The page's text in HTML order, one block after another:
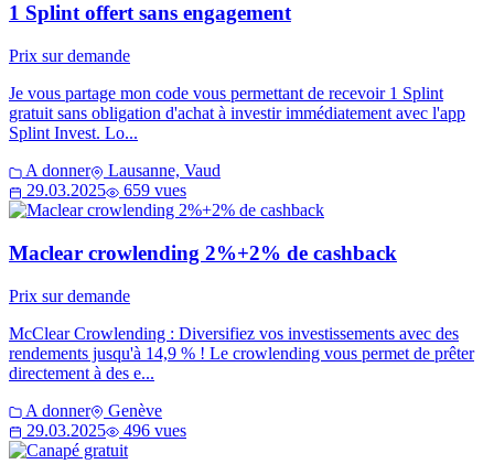
1 Splint offert sans engagement
Prix sur demande
Je vous partage mon code vous permettant de recevoir 1 Splint
gratuit sans obligation d'achat à investir immédiatement avec l'app
Splint Invest. Lo...
A donner
Lausanne, Vaud
29.03.2025
659 vues
Maclear crowlending 2%+2% de cashback
Prix sur demande
McClear Crowlending : Diversifiez vos investissements avec des
rendements jusqu'à 14,9 % ! Le crowlending vous permet de prêter
directement à des e...
A donner
Genève
29.03.2025
496 vues